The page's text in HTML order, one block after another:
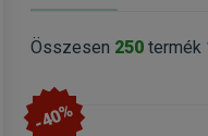
Összesen 250 termék
-40%